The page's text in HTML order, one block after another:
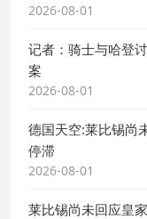
2026-08-01
记者：骑士与哈登
案
2026-08-01
德国天空:莱比锡尚
停滞
2026-08-01
莱比锡尚未回应皇